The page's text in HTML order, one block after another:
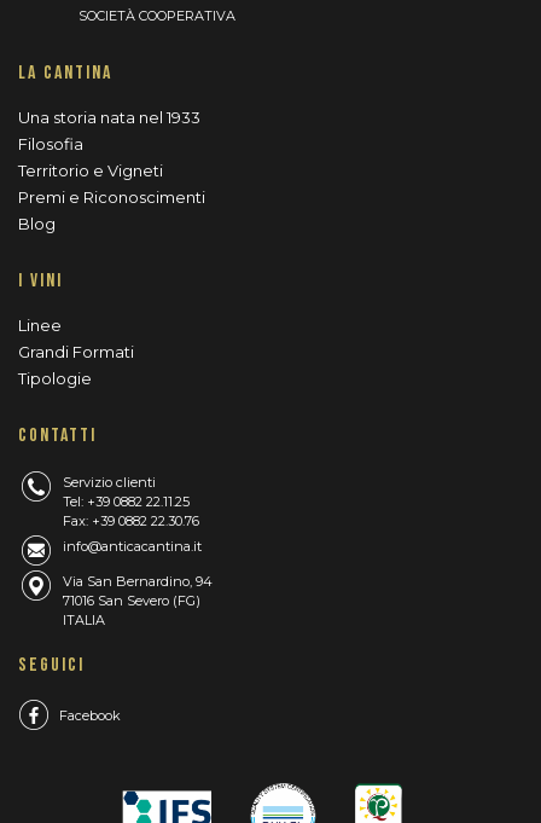
SOCIETÀ COOPERATIVA
LA CANTINA
Una storia nata nel 1933
Filosofia
Territorio e Vigneti
Premi e Riconoscimenti
Blog
I VINI
Linee
Grandi Formati
Tipologie
CONTATTI
Servizio clienti
Tel: +39 0882 22.11.25
Fax: +39 0882 22.30.76
info@anticacantina.it
Via San Bernardino, 94
71016 San Severo (FG)
ITALIA
SEGUICI
Facebook